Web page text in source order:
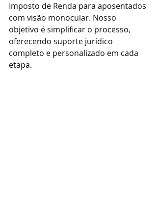
Imposto de Renda para aposentados
com visão monocular. Nosso
objetivo é simplificar o processo,
oferecendo suporte jurídico
completo e personalizado em cada
etapa.